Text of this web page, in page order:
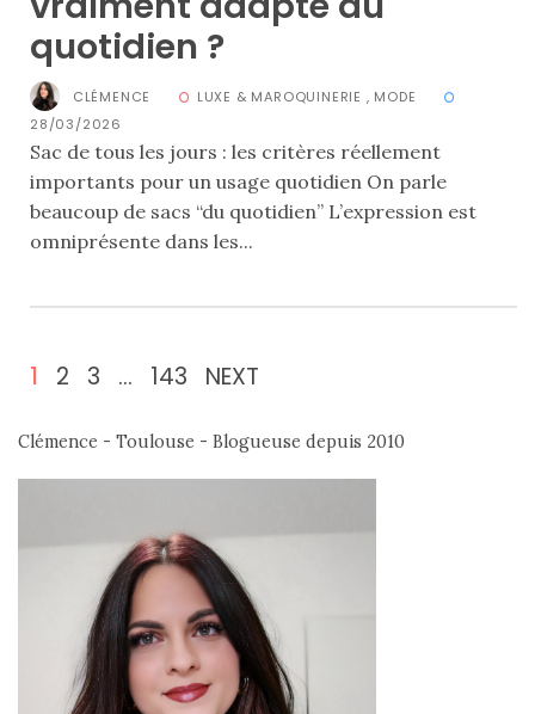
Revues
(478)
Tutoriels
(70)
(154)
Bonnes
(43)
de
(9)
DIY/Recettes
(15)
Lecture/Séries
(13)
quotidien ?
CLÉMENCE LUXE & MAROQUINERIE , MODE
28/03/2026
Sac de tous les jours : les critères réellement
importants pour un usage quotidien On parle
beaucoup de sacs “du quotidien” L’expression est
omniprésente dans les...
1 2 3 … 143 NEXT
Clémence - Toulouse - Blogueuse depuis 2010